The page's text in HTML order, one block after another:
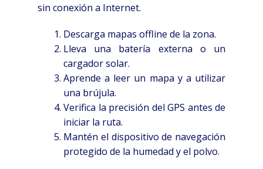
sin conexión a Internet.
Descarga mapas offline de la zona.
Lleva una batería externa o un
cargador solar.
Aprende a leer un mapa y a utilizar
una brújula.
Verifica la precisión del GPS antes de
iniciar la ruta.
Mantén el dispositivo de navegación
protegido de la humedad y el polvo.